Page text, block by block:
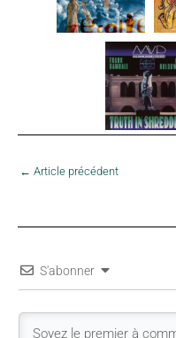
← Article précédent
S'abonner